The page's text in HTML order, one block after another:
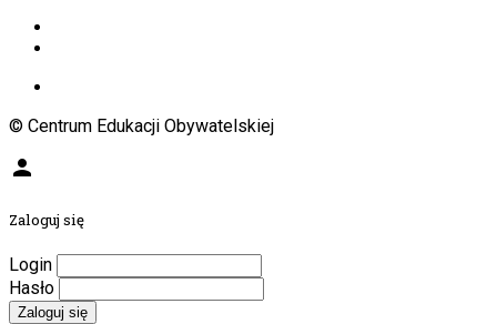
© Centrum Edukacji Obywatelskiej
person
Zaloguj się
Login
Hasło
Zaloguj się